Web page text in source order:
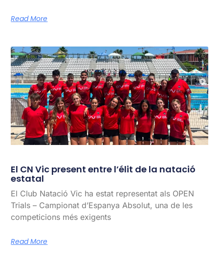
Read More
El CN Vic present entre l’élit de la natació
estatal
El Club Natació Vic ha estat representat als OPEN
Trials – Campionat d’Espanya Absolut, una de les
competicions més exigents
Read More